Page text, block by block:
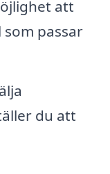
att
passar
du att